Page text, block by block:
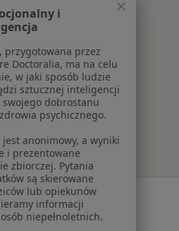
w Białymstoku
w Białymstoku
w Białymstoku
Najpopularniejsze
Serwis
i
przygotowana przez
Doctoralia, ma na celu
w jaki sposób ludzie
sztucznej inteligencji
dobrostanu
psychicznego.
jest anonimowy, a wyniki
i prezentowane
zbiorczej. Pytania
są skierowane
lub opiekunów
informacji
niepełnoletnich.